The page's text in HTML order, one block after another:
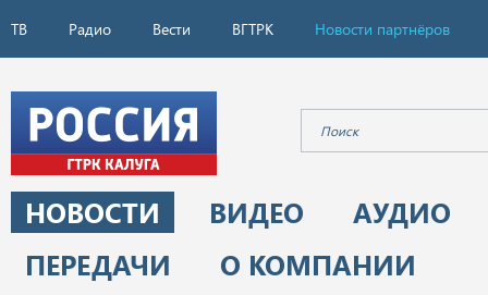
ТВ Радио Вести ВГТРК Новости партнёров
НОВОСТИ ВИДЕО
АУДИО
ПЕРЕДАЧИ
О КОМПАНИИ